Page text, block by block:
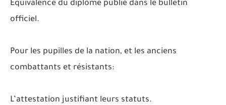
Equivalence du diplôme publié dans le bulletin
officiel.
Pour les pupilles de la nation, et les anciens
combattants et résistants:
L’attestation justifiant leurs statuts.